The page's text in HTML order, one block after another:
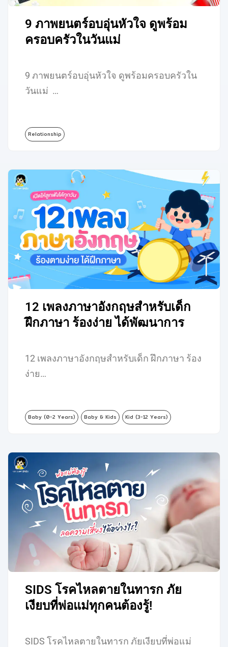
9 ภาพยนตร์อบอุ่นหัวใจ ดูพร้อม
ครอบครัวในวันแม่
9 ภาพยนตร์อบอุ่นหัวใจ ดูพร้อมครอบครัวใน
วันแม่ …
Relationship
12 เพลงภาษาอังกฤษสำหรับเด็ก
ฝึกภาษา ร้องง่าย ได้พัฒนาการ
12 เพลงภาษาอังกฤษสำหรับเด็ก ฝึกภาษา ร้อง
ง่าย…
Baby (0-2 Years) Baby & Kids Kid (3-12 Years)
SIDS โรคไหลตายในทารก ภัย
เงียบที่พ่อแม่ทุกคนต้องรู้!
SIDS โรคไหลตายในทารก ภัยเงียบที่พ่อแม่